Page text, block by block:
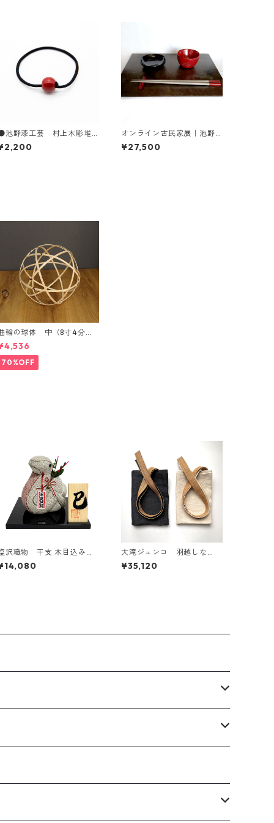
池野漆工芸 村上木彫堆
漆塗り髪ゴム
オンライン古民家展｜池野
漆工芸 村上木彫堆朱 お
家飲みセット
¥27,500
輪の球体 中（8寸4分）
エンブレムオブジェ発売
念・限定特別価格】
70%OFF
沢織物 干支 木目込み人
巳
大滝ジュンコ 羽越しな
布 サロンエプロン（生
成・チャコール）
¥35,120